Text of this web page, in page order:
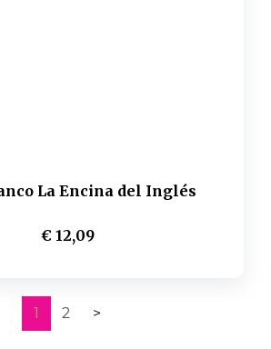
La Encina del Inglés
€ 12,09
1 2 >